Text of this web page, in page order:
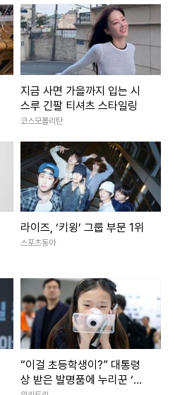
지금 사면 가을까지 입는 시
스루 긴팔 티셔츠 스타일링
코스모폴리탄
라이즈, ‘키윙’ 그룹 부문 1위
스포츠동아
“이걸 초등학생이?” 대통령
상 받은 발명품에 누리꾼 ‘감